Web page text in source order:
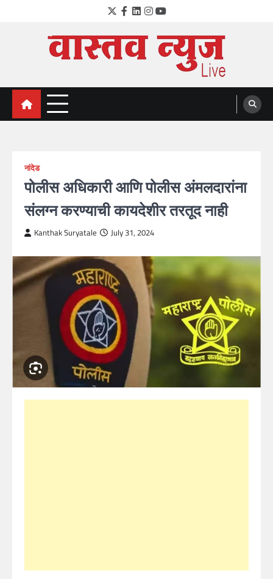
Twitter
Facebook
LinkedIn
Instagram
YouTube
VastavNEWSLive.com
a leading NEWS portal of Maharahstra
नांदेड
पोलीस अधिकारी आणि पोलीस अंमलदारांना
संलग्न करण्याची कायदेशीर तरतूद नाही
Kanthak Suryatale July 31, 2024